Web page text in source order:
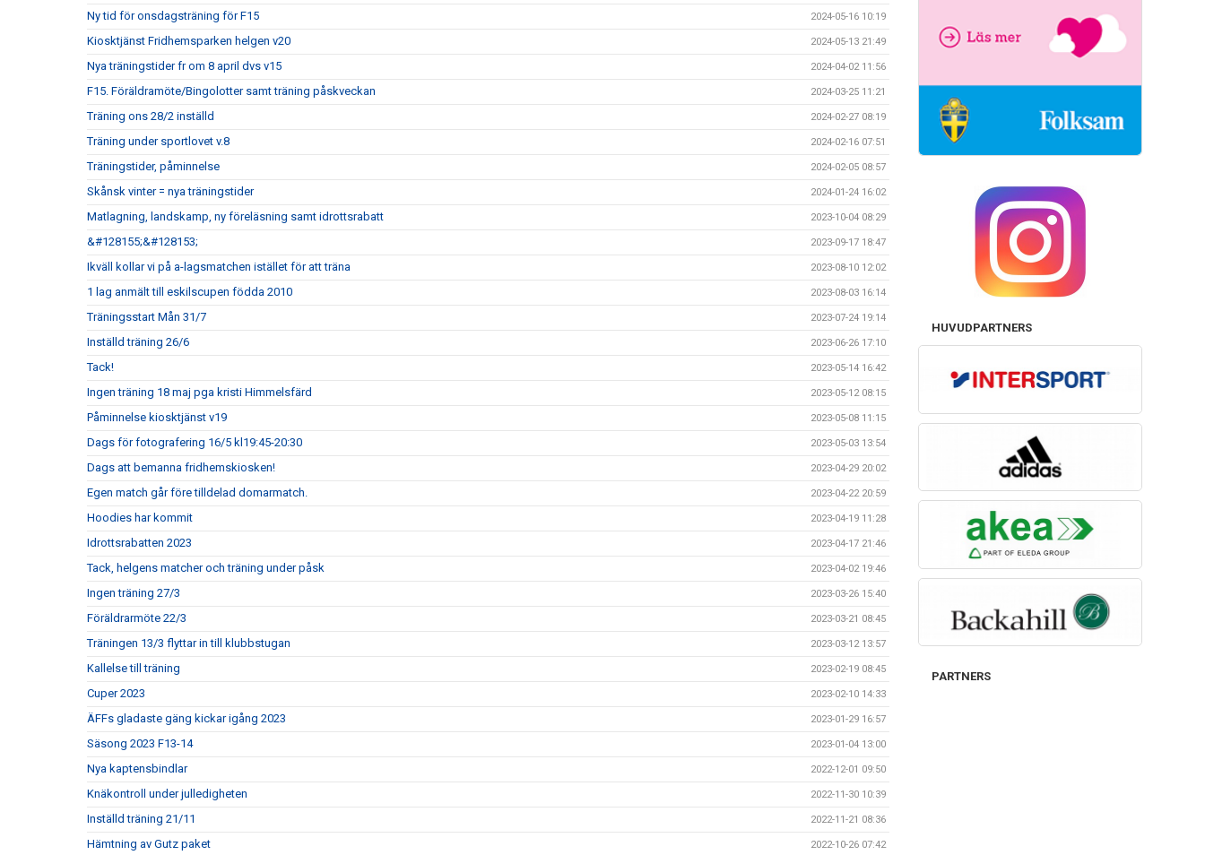
Ny tid för onsdagsträning för F15 2024-05-16 10:19
Kiosktjänst Fridhemsparken helgen v20 2024-05-13 21:49
Nya träningstider fr om 8 april dvs v15 2024-04-02 11:56
F15. Föräldramöte/Bingolotter samt träning påskveckan 2024-03-25 11:21
Träning ons 28/2 inställd 2024-02-27 08:19
Träning under sportlovet v.8 2024-02-16 07:51
Träningstider, påminnelse 2024-02-05 08:57
Skånsk vinter = nya träningstider 2024-01-24 16:02
Matlagning, landskamp, ny föreläsning samt idrottsrabatt 2023-10-04 08:29
&#128155;&#128153; 2023-09-17 18:47
Ikväll kollar vi på a-lagsmatchen istället för att träna 2023-08-10 12:02
1 lag anmält till eskilscupen födda 2010 2023-08-03 16:14
Träningsstart Mån 31/7 2023-07-24 19:14
Inställd träning 26/6 2023-06-26 17:10
Tack! 2023-05-14 16:42
Ingen träning 18 maj pga kristi Himmelsfärd 2023-05-12 08:15
Påminnelse kiosktjänst v19 2023-05-08 11:15
Dags för fotografering 16/5 kl19:45-20:30 2023-05-03 13:54
Dags att bemanna fridhemskiosken! 2023-04-29 20:02
Egen match går före tilldelad domarmatch. 2023-04-22 20:59
Hoodies har kommit 2023-04-19 11:28
Idrottsrabatten 2023 2023-04-17 21:46
Tack, helgens matcher och träning under påsk 2023-04-02 19:46
Ingen träning 27/3 2023-03-26 15:40
Föräldrarmöte 22/3 2023-03-21 08:45
Träningen 13/3 flyttar in till klubbstugan 2023-03-12 13:57
Kallelse till träning 2023-02-19 08:45
Cuper 2023 2023-02-10 14:33
ÄFFs gladaste gäng kickar igång 2023 2023-01-29 16:57
Säsong 2023 F13-14 2023-01-04 13:00
Nya kaptensbindlar 2022-12-01 09:50
Knäkontroll under julledigheten 2022-11-30 10:39
Inställd träning 21/11 2022-11-21 08:36
Hämtning av Gutz paket 2022-10-26 07:42
HUVUDPARTNERS
PARTNERS